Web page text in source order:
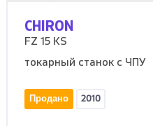
CHIRON
FZ 15 KS
токарный станок с ЧПУ
Продано 2010